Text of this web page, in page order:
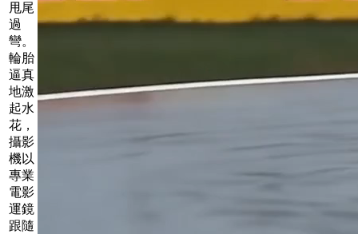
甩尾
過
彎。
輪胎
逼真
地激
起水
花，
攝影
機以
專業
電影
運鏡
跟隨